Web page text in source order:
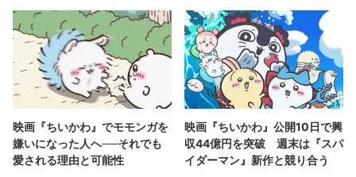
映画『ちいかわ』でモモンガを
嫌いになった人へ──それでも
愛される理由と可能性
映画『ちいかわ』公開10日で興
収44億円を突破 週末は『スパ
イダーマン』新作と競り合う